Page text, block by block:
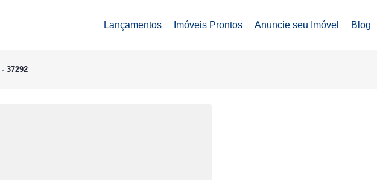
Lançamentos Imóveis Prontos Anuncie seu Imóvel Blog
37292